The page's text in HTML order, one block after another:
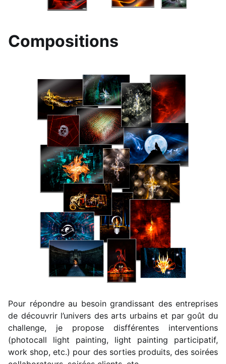
Compositions
Pour répondre au besoin grandissant des entreprises
de découvrir l’univers des arts urbains et par goût du
challenge, je propose disfférentes interventions
(photocall light painting, light painting participatif,
work shop, etc.) pour des sorties produits, des soirées